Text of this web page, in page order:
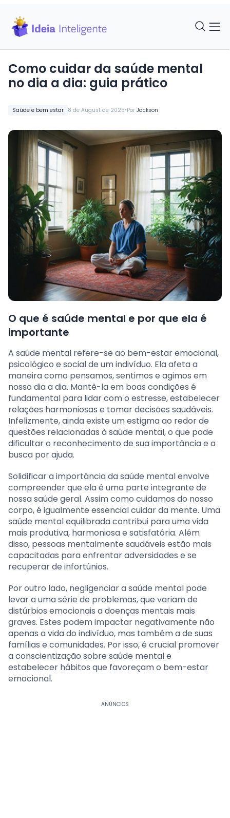
Saúde e bem estar 8 de August de 2025•Por Jackson
Como cuidar da saúde mental
no dia a dia: guia prático
O que é saúde mental e por que ela é
importante
A saúde mental refere-se ao bem-estar emocional,
psicológico e social de um indivíduo. Ela afeta a
maneira como pensamos, sentimos e agimos em
nosso dia a dia. Mantê-la em boas condições é
fundamental para lidar com o estresse, estabelecer
relações harmoniosas e tomar decisões saudáveis.
Infelizmente, ainda existe um estigma ao redor de
questões relacionadas à saúde mental, o que pode
dificultar o reconhecimento de sua importância e a
busca por ajuda.
Solidificar a importância da saúde mental envolve
compreender que ela é uma parte integrante de
nossa saúde geral. Assim como cuidamos do nosso
corpo, é igualmente essencial cuidar da mente. Uma
saúde mental equilibrada contribui para uma vida
mais produtiva, harmoniosa e satisfatória. Além
disso, pessoas mentalmente saudáveis estão mais
capacitadas para enfrentar adversidades e se
recuperar de infortúnios.
Por outro lado, negligenciar a saúde mental pode
levar a uma série de problemas, que variam de
distúrbios emocionais a doenças mentais mais
graves. Estes podem impactar negativamente não
apenas a vida do indivíduo, mas também a de suas
famílias e comunidades. Por isso, é crucial promover
a conscientização sobre saúde mental e
estabelecer hábitos que favoreçam o bem-estar
emocional.
ANÚNCIOS